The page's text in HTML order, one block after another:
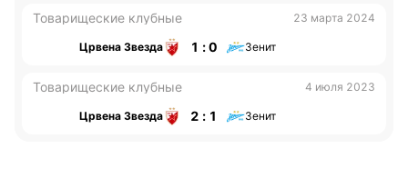
Товарищеские клубные 23 марта 2024
Црвена Звезда 1 : 0 Зенит
Товарищеские клубные 4 июля 2023
Црвена Звезда 2 : 1 Зенит